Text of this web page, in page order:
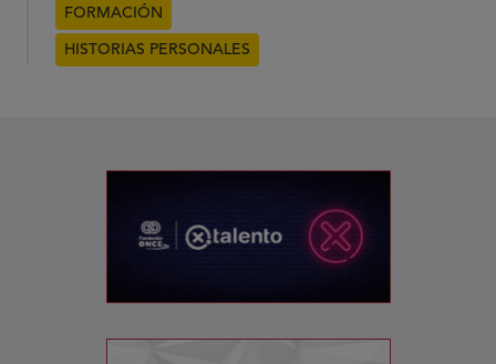
FORMACIÓN
HISTORIAS PERSONALES